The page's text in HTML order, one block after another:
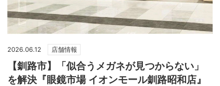
2026.06.12 店舗情報
【釧路市】「似合うメガネが見つからない」
を解決『眼鏡市場 イオンモール釧路昭和店』